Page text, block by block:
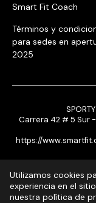
Smart Fit Coach
Términos y
para sedes en
2025
Carrera 42 # 5 Sur -
https://
Utilizamos cookies
experiencia en el
nuestra política de